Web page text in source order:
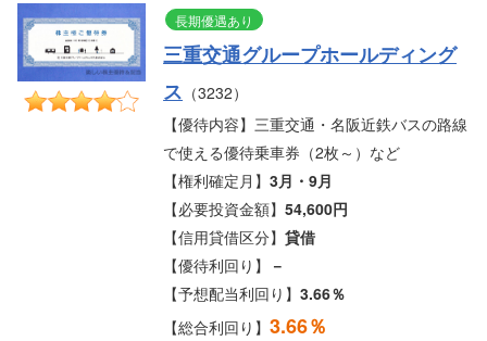
長期優遇あり
三重交通グループホールディング
ス （3232）
【優待内容】三重交通・名阪近鉄バスの路線
で使える優待乗車券（2枚～）など
【権利確定月】3月・9月
【必要投資金額】54,600円
【信用貸借区分】貸借
【優待利回り】 －
【予想配当利回り】3.66％
【総合利回り】3.66％